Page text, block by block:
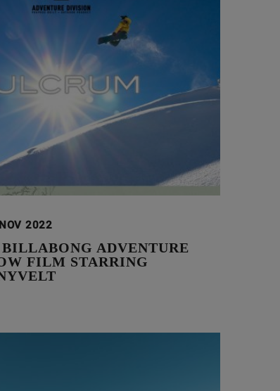
2022
ADVENTURE
FILM STARRING